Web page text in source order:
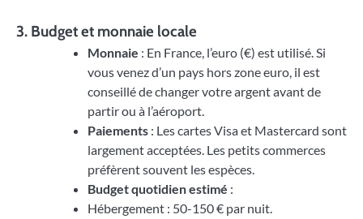
3. Budget et monnaie locale
Monnaie : En France, l’euro (€) est utilisé. Si
vous venez d’un pays hors zone euro, il est
conseillé de changer votre argent avant de
partir ou à l’aéroport.
Paiements : Les cartes Visa et Mastercard sont
largement acceptées. Les petits commerces
préfèrent souvent les espèces.
Budget quotidien estimé :
Hébergement : 50-150 € par nuit.